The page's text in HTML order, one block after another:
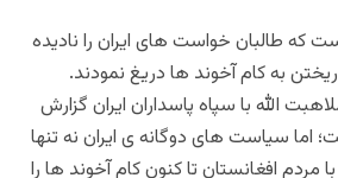
که طالبان خواست های ایران را نادیده
به کام آخوند ها دریغ نمودند.
الله با سپاه پاسداران ایران گزارش
اما سیاست های دوگانه ی ایران نه تنها
مردم افغانستان تا کنون کام آخوند ها را